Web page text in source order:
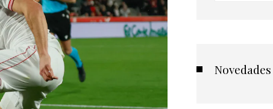
Novedades